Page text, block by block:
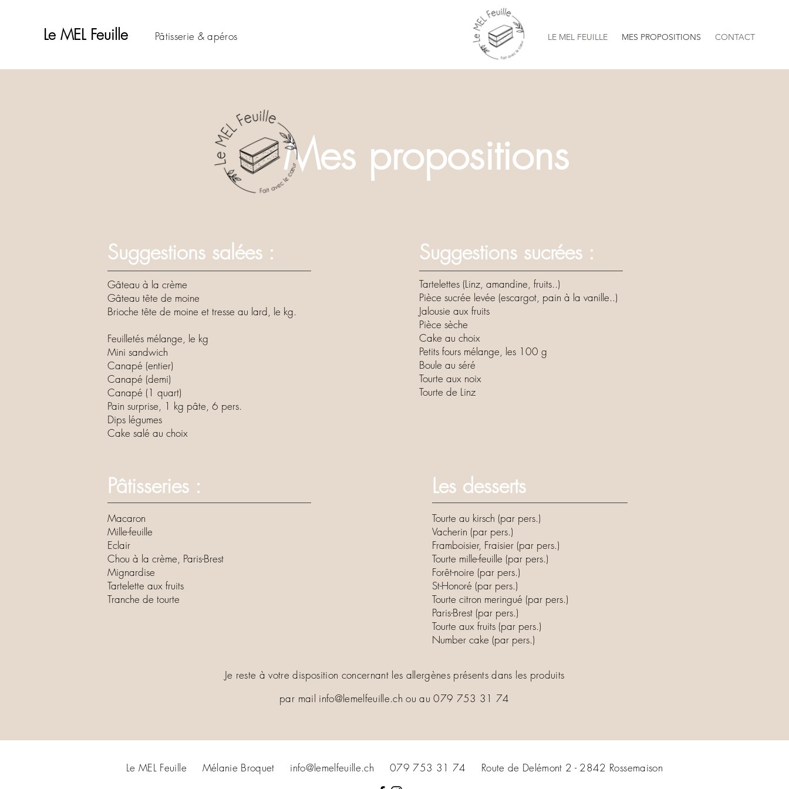
Le MEL Feuille Pâtisserie & apéros LE MEL FEUILLE MES PROPOSITIONS CONTACT
Mes propositions
Suggestions salées :
Gâteau à la crème
Gâteau tête de moine
Brioche tête de moine et tresse au lard, le kg.
Feuilletés mélange, le kg
Mini sandwich
Canapé (entier)
Canapé (demi)
Canapé (1 quart)
Pain surprise, 1 kg pâte, 6 pers.
Dips légumes
Cake salé au choix
Suggestions sucrées :
Tartelettes (Linz, amandine, fruits..)
Pièce sucrée levée (escargot, pain à la vanille..)
Jalousie aux fruits
Pièce sèche
Cake au choix
Petits fours mélange, les 100 g
Boule au séré
Tourte aux noix
Tourte de Linz
Pâtisseries :
Macaron
Mille-feuille
Eclair
Chou à la crème, Paris-Brest
Mignardise
Tartelette aux fruits
Tranche de tourte
Les desserts
Tourte au kirsch (par pers.)
Vacherin (par pers.)
Framboisier, Fraisier (par pers.)
Tourte mille-feuille (par pers.)
Forêt-noire (par pers.)
St-Honoré (par pers.)
Tourte citron meringué (par pers.)
Paris-Brest (par pers.)
Tourte aux fruits (par pers.)
Number cake (par pers.)
Je reste à votre disposition concernant les allergènes présents dans les produits
par mail info@lemelfeuille.ch ou au 079 753 31 74
Le MEL Feuille Mélanie Broquet info@lemelfeuille.ch 079 753 31 74 Route de Delémont 2 - 2842 Rossemaison